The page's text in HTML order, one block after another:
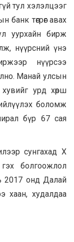
тул хэлэлцээг
төгрөг авах
уурхайн бирж
нүүрсний үнэ
нүүрсээ
Манай улсын
урд хөрш
боломж
бүр 67 сая
сунгахад Х
болгоожлол
2017 онд Далай
хаан, худалдаа